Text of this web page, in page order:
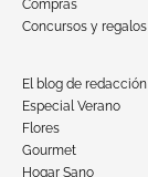
Compras
Concursos y regalos
El blog de redacción
Especial Verano
Flores
Gourmet
Hogar Sano